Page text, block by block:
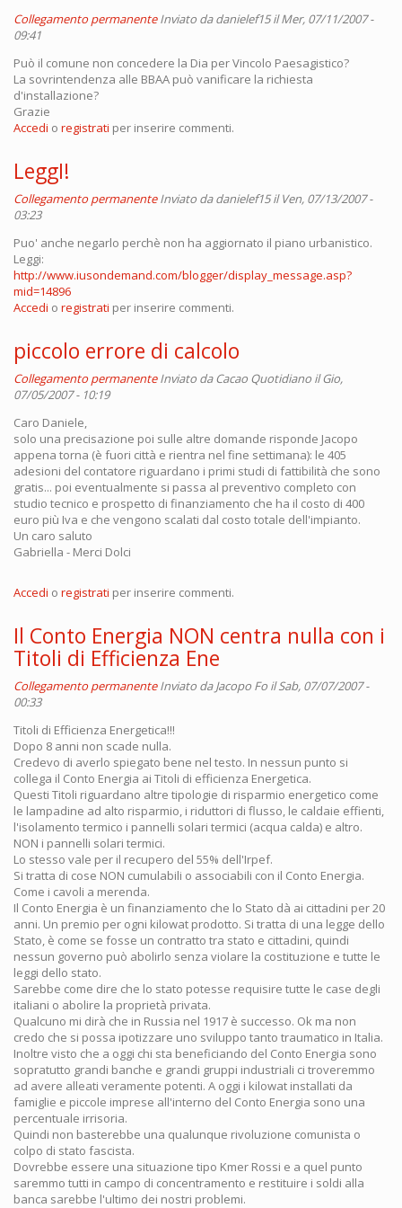
Collegamento permanente Inviato dadanielef15il Mer, 07/11/2007 -
09:41
Può il comune non concedere la Dia per Vincolo Paesagistico?
La sovrintendenza alle BBAA può vanificare la richiesta
d'installazione?
Grazie
Accedi o registrati per inserire commenti.
LeggI!
Collegamento permanente Inviato dadanielef15il Ven, 07/13/2007 -
03:23
Puo' anche negarlo perchè non ha aggiornato il piano urbanistico.
Leggi:
http://www.iusondemand.com/blogger/display_message.asp?
mid=14896
Accedi o registrati per inserire commenti.
piccolo errore di calcolo
Collegamento permanente Inviato daCacao Quotidiano il Gio,
07/05/2007 - 10:19
Caro Daniele,
solo una precisazione poi sulle altre domande risponde Jacopo
appena torna (è fuori città e rientra nel fine settimana): le 405
adesioni del contatore riguardano i primi studi di fattibilità che sono
gratis... poi eventualmente si passa al preventivo completo con
studio tecnico e prospetto di finanziamento che ha il costo di 400
euro più Iva e che vengono scalati dal costo totale dell'impianto.
Un caro saluto
Gabriella - Merci Dolci
Accedi o registrati per inserire commenti.
Il Conto Energia NON centra nulla con i
Titoli di Efficienza Ene
Collegamento permanente Inviato daJacopo Fo il Sab, 07/07/2007 -
00:33
Titoli di Efficienza Energetica!!!
Dopo 8 anni non scade nulla.
Credevo di averlo spiegato bene nel testo. In nessun punto si
collega il Conto Energia ai Titoli di efficienza Energetica.
Questi Titoli riguardano altre tipologie di risparmio energetico come
le lampadine ad alto risparmio, i riduttori di flusso, le caldaie effienti,
l'isolamento termico i pannelli solari termici (acqua calda) e altro.
NON i pannelli solari termici.
Lo stesso vale per il recupero del 55% dell'Irpef.
Si tratta di cose NON cumulabili o associabili con il Conto Energia.
Come i cavoli a merenda.
Il Conto Energia è un finanziamento che lo Stato dà ai cittadini per 20
anni. Un premio per ogni kilowat prodotto. Si tratta di una legge dello
Stato, è come se fosse un contratto tra stato e cittadini, quindi
nessun governo può abolirlo senza violare la costituzione e tutte le
leggi dello stato.
Sarebbe come dire che lo stato potesse requisire tutte le case degli
italiani o abolire la proprietà privata.
Qualcuno mi dirà che in Russia nel 1917 è successo. Ok ma non
credo che si possa ipotizzare uno sviluppo tanto traumatico in Italia.
Inoltre visto che a oggi chi sta beneficiando del Conto Energia sono
sopratutto grandi banche e grandi gruppi industriali ci troveremmo
ad avere alleati veramente potenti. A oggi i kilowat installati da
famiglie e piccole imprese all'interno del Conto Energia sono una
percentuale irrisoria.
Quindi non basterebbe una qualunque rivoluzione comunista o
colpo di stato fascista.
Dovrebbe essere una situazione tipo Kmer Rossi e a quel punto
saremmo tutti in campo di concentramento e restituire i soldi alla
banca sarebbe l'ultimo dei nostri problemi.